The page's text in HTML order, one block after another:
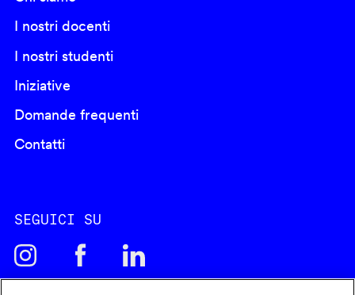
I nostri docenti
I nostri studenti
Iniziative
Domande frequenti
Contatti
SEGUICI SU